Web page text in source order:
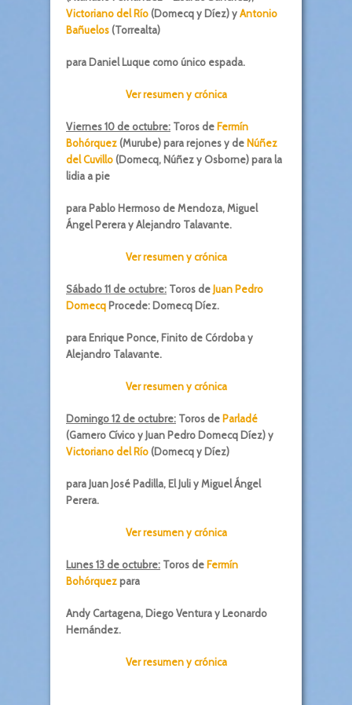
Victoriano del Río(Domecq y Díez) yAntonio
Bañuelos(Torrealta)
para Daniel Luque como único espada.
Ver resumen y crónica
Viernes 10 de octubre: Toros de Fermín
Bohórquez(Murube) para rejones y de Núñez
del Cuvillo(Domecq, Núñez y Osborne) para la
lidia a pie
para Pablo Hermoso de Mendoza, Miguel
Ángel Perera y Alejandro Talavante.
Ver resumen y crónica
Sábado 11 de octubre: Toros deJuan Pedro
Domecq Procede: Domecq Díez.
para Enrique Ponce, Finito de Córdoba y
Alejandro Talavante.
Ver resumen y crónica
Domingo 12 de octubre: Toros de Parladé
(Gamero Cívico y Juan Pedro Domecq Díez) y
Victoriano del Río(Domecq y Díez)
para Juan José Padilla, El Juli y Miguel Ángel
Perera.
Ver resumen y crónica
Lunes 13 de octubre: Toros de Fermín
Bohórquezpara
Andy Cartagena, Diego Ventura y Leonardo
Hernández.
Ver resumen y crónica